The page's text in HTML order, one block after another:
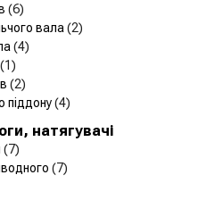
(6)
вала (2)
(4)
(1)
(2)
піддону(4)
натягувачі
(7)
(7)